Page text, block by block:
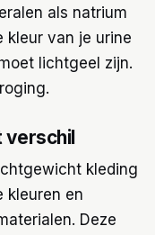
als natrium
kleur van je urine
lichtgeel zijn.
verschil
kleding
kleuren en
Deze